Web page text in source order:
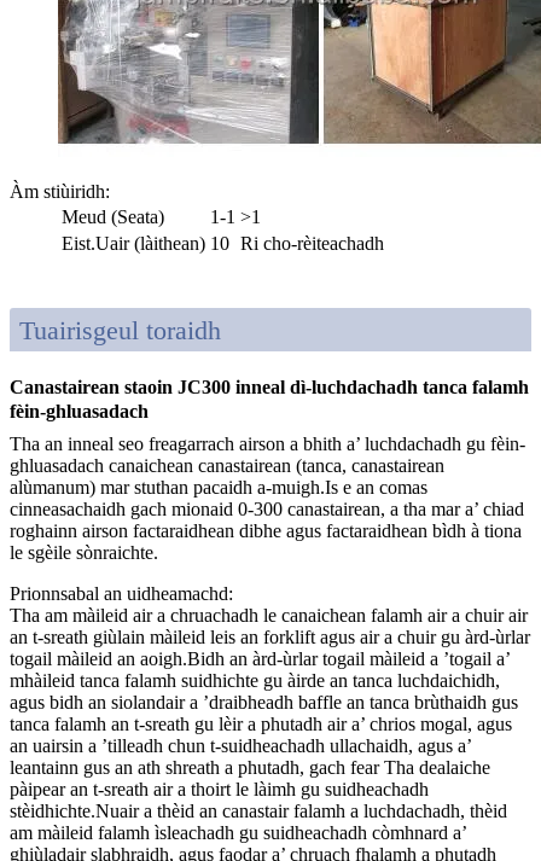
Àm stiùiridh:
Meud (Seata)
1-1 >1
Eist.Uair (làithean) 10 Ri cho-rèiteachadh
Tuairisgeul toraidh
Canastairean staoin JC300 inneal dì-luchdachadh tanca falamh
fèin-ghluasadach
Tha an inneal seo freagarrach airson a bhith a’ luchdachadh gu fèin-
ghluasadach canaichean canastairean (tanca, canastairean
alùmanum) mar stuthan pacaidh a-muigh.Is e an comas
cinneasachaidh gach mionaid 0-300 canastairean, a tha mar a’ chiad
roghainn airson factaraidhean dibhe agus factaraidhean bìdh à tiona
le sgèile sònraichte.
Prionnsabal an uidheamachd:
Tha am màileid air a chruachadh le canaichean falamh air a chuir air
an t-sreath giùlain màileid leis an forklift agus air a chuir gu àrd-ùrlar
togail màileid an aoigh.Bidh an àrd-ùrlar togail màileid a ’togail a’
mhàileid tanca falamh suidhichte gu àirde an tanca luchdaichidh,
agus bidh an siolandair a ’draibheadh ​​​​baffle an tanca brùthaidh gus
tanca falamh an t-sreath gu lèir a phutadh air a’ chrios mogal, agus
an uairsin a ’tilleadh chun t-suidheachadh ullachaidh, agus a’
leantainn gus an ath shreath a phutadh, gach fear Tha dealaiche
pàipear an t-sreath air a thoirt le làimh gu suidheachadh
stèidhichte.Nuair a thèid an canastair falamh a luchdachadh, thèid
am màileid falamh ìsleachadh gu suidheachadh còmhnard a’
ghiùladair slabhraidh, agus faodar a’ chruach fhalamh a phutadh